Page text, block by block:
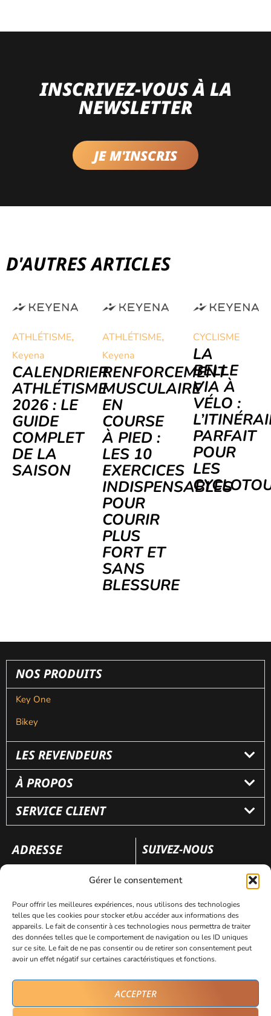
Gérer le consentement
Pour offrir les meilleures expériences, nous utilisons des technologies
telles que les cookies pour stocker et/ou accéder aux informations des
appareils. Le fait de consentir à ces technologies nous permettra de traiter
des données telles que le comportement de navigation ou les ID uniques
sur ce site. Le fait de ne pas consentir ou de retirer son consentement peut
avoir un effet négatif sur certaines caractéristiques et fonctions.
ACCEPTER
INSCRIVEZ-VOUS À LA
NEWSLETTER
JE M'INSCRIS
D'AUTRES ARTICLES
ATHLÉTISME,
Keyena
CALENDRIER
ATHLÉTISME
2026 : LE
GUIDE
COMPLET
DE LA
SAISON
ATHLÉTISME,
Keyena
RENFORCEMENT
MUSCULAIRE
EN
COURSE
À PIED :
LES 10
EXERCICES
INDISPENSABLES
POUR
COURIR
PLUS
FORT ET
SANS
BLESSURE
CYCLISME
LA
BELLE
VIA À
VÉLO :
PARFAIT
POUR
LES
NOS PRODUITS
Key One
Bikey
LES REVENDEURS
À PROPOS
SERVICE CLIENT
ADRESSE
110 rue Frédéric Fays
SUIVEZ-NOUS
Mentions légales Politique de confidentialité